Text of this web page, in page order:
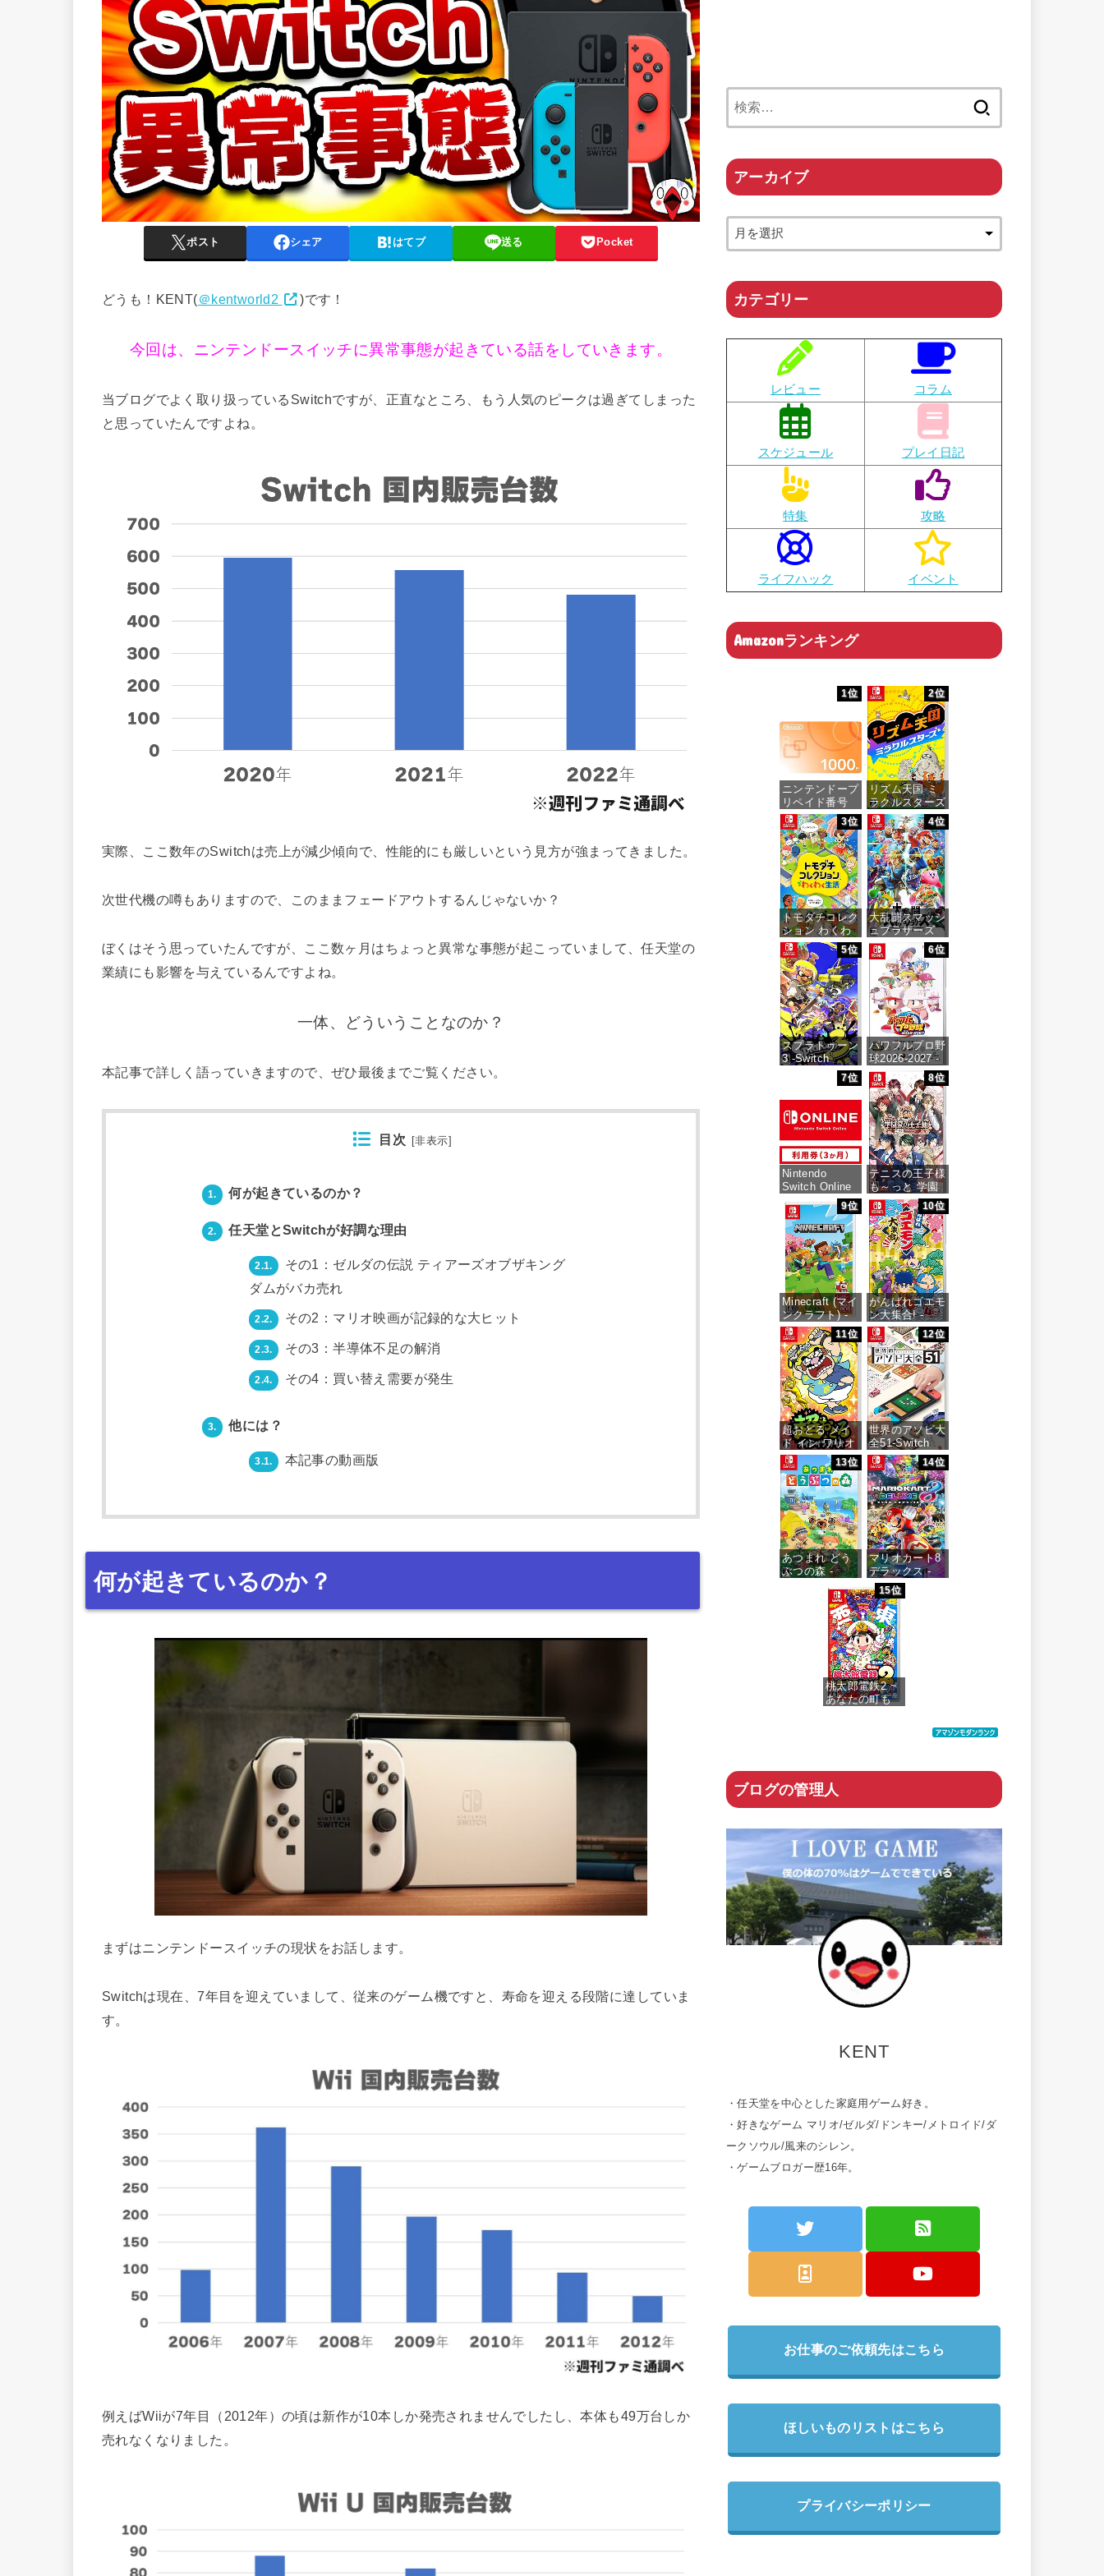
ポスト シェア はてブ 送る Pocket
どうも！KENT(＠kentworld2 )です！
今回は、ニンテンドースイッチに異常事態が起きている話をしていきます。
当ブログでよく取り扱っているSwitchですが、正直なところ、もう人気のピークは過ぎてしまった
と思っていたんですよね。
実際、ここ数年のSwitchは売上が減少傾向で、性能的にも厳しいという見方が強まってきました。
次世代機の噂もありますので、このままフェードアウトするんじゃないか？
ぼくはそう思っていたんですが、ここ数ヶ月はちょっと異常な事態が起こっていまして、任天堂の
業績にも影響を与えているんですよね。
一体、どういうことなのか？
本記事で詳しく語っていきますので、ぜひ最後までご覧ください。
目次 [非表示]
1. 何が起きているのか？
2. 任天堂とSwitchが好調な理由
2.1.
その1：ゼルダの伝説 ティアーズオブザキング
ダムがバカ売れ
2.2. その2：マリオ映画が記録的な大ヒット
2.3. その3：半導体不足の解消
2.4. その4：買い替え需要が発生
3. 他には？
3.1. 本記事の動画版
何が起きているのか？
まずはニンテンドースイッチの現状をお話します。
Switchは現在、7年目を迎えていまして、従来のゲーム機ですと、寿命を迎える段階に達していま
す。
例えばWiiが7年目（2012年）の頃は新作が10本しか発売されませんでしたし、本体も49万台しか
売れなくなりました。
アーカイブ
カテゴリー
レビュー コラム
スケジュール プレイ日記
特集 攻略
ライフハック イベント
Amazonランキング
1位
ニンテンドープ
リペイド番号
1000円|オンラ
インコード版
価格：¥1,000
2位
リズム天国 ミ
ラクルスターズ
-Switch
価格：¥5,645
3位
トモダチコレク
ション わくわ
く生活 -Switch
価格：¥6,144
4位
大乱闘スマッシ
ュブラザーズ
SPECIAL -
Switch
価格：¥6,473
5位
スプラトゥーン
3 -Switch
価格：¥5,536
6位
パワフルプロ野
球2026-2027 -
Switch
価格：¥6,927
7位
Nintendo
Switch Online
利用券(個人プ
ラン3か月)|オ
ンラインコード
版
価格：¥900
8位
テニスの王子様
も～っと 学園
祭の王子様
♡-40 and
more…
価格：¥7,159
9位
Minecraft (マイ
ンクラフト) -
Switch
価格：¥3,400
10位
がんばれゴエモ
ン大集合! -
Switch
価格：¥4,436
11位
超おどる メイ
ド イン ワリオ
-Switch
価格：¥4,073
12位
世界のアソビ大
全51-Switch
価格：¥3,655
13位
あつまれ どう
ぶつの森 -
価格：¥5,518
14位
マリオカート8
デラックス -
Switch
価格：¥5,591
15位
桃太郎電鉄2 ~
あなたの町も
ブログの管理人
KENT
・任天堂を中心とした家庭用ゲーム好き。
・好きなゲーム マリオ/ゼルダ/ドンキー/メトロイド/ダ
ークソウル/風来のシレン。
・ゲームブロガー歴16年。
お仕事のご依頼先はこちら
ほしいものリストはこちら
プライバシーポリシー